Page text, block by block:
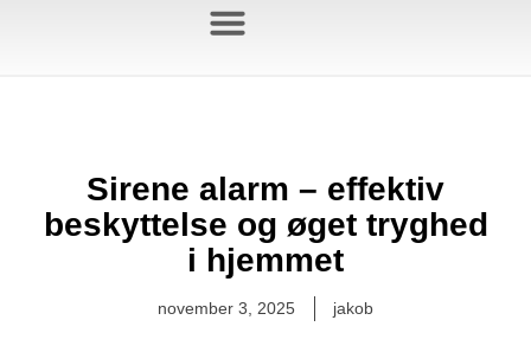
Sirene alarm – effektiv
beskyttelse og øget tryghed
i hjemmet
november 3, 2025 jakob